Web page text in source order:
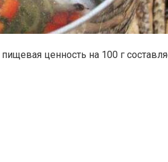
ценность на 100 г